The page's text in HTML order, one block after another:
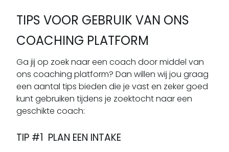
TIPS VOOR GEBRUIK VAN ONS
COACHING PLATFORM
Ga jij op zoek naar een coach door middel van
ons coaching platform? Dan willen wij jou graag
een aantal tips bieden die je vast en zeker goed
kunt gebruiken tijdens je zoektocht naar een
geschikte coach:
TIP #1 PLAN EEN INTAKE